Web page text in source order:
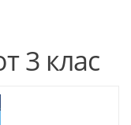
3 клас